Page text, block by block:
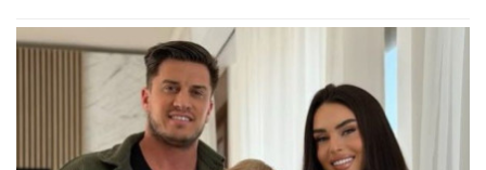
ČEKA DETE SA LJUBAVNICOM
Ana Radulović bez